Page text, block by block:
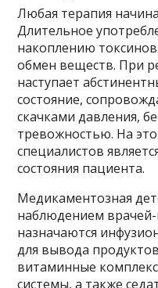
Любая терапия
Длительное
накоплению
обмен веществ. При
наступает
состояние,
скачками давления,
тревожностью. На
специалистов
состояния пациента.
Медикаментозная
наблюдением
назначаются
для вывода
витаминные
системы, а также